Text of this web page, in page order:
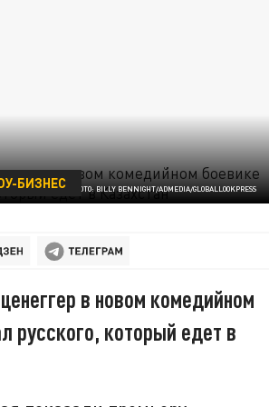
ФОТО: BILLY BENNIGHT/ADMEDIA/GLOBALLOOKPRESS
БИЗНЕС
в новом комедийном
русского, который едет в